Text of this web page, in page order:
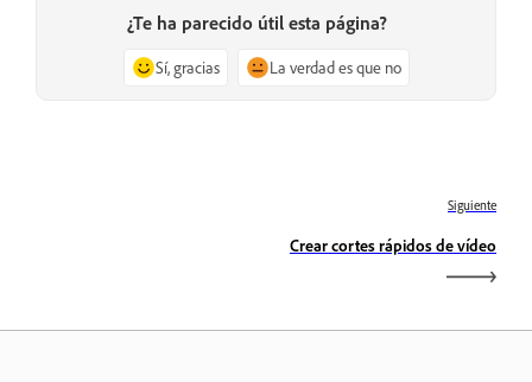
¿Te ha parecido útil esta página?
Sí, gracias La verdad es que no
Siguiente
Crear cortes rápidos de vídeo